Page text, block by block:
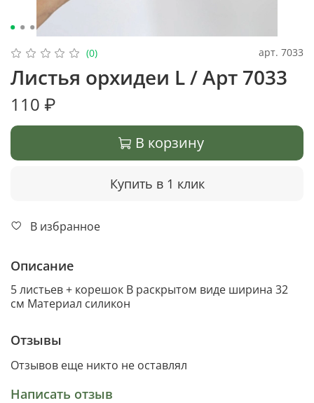
(0) арт. 7033
Листья орхидеи L / Арт 7033
110 ₽
В корзину
Купить в 1 клик
В избранное
Описание
5 листьев + корешок В раскрытом виде ширина 32
см Материал силикон
Отзывы
Отзывов еще никто не оставлял
Написать отзыв